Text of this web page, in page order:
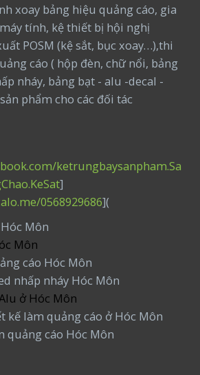
xoay bảng hiệu quảng cáo, gia
tính, kệ thiết bị hội nghị
POSM (kệ sắt, bục xoay…),thi
cáo ( hộp đèn, chữ nổi, bảng
nháy, bảng bạt - alu -decal -
phẩm cho các đối tác
ketrungbaysanpham.Sa
]
0568929686](
Môn
Môn
cáo Hóc Môn
nhấp nháy Hóc Môn
ở Hóc Môn
kế làm quảng cáo ở Hóc Môn
quảng cáo Hóc Môn